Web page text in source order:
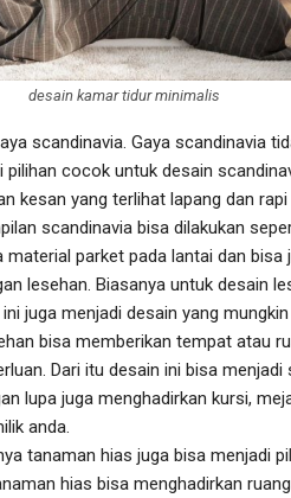
desain kamar tidur minimalis
scandinavia. Gaya scandinavia
cocok untuk desain
kesan yang terlihat lapang dan
scandinavia bisa dilakukan
parket pada lantai dan bisa
lesehan. Biasanya untuk desain
juga menjadi desain yang
bisa memberikan tempat atau
Dari itu desain ini bisa
lupa juga menghadirkan kursi,
anda.
tanaman hias juga bisa menjadi
hias bisa menghadirkan